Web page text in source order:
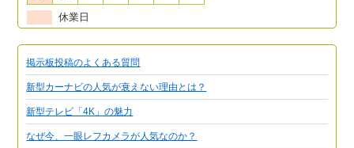
休業日
掲示板投稿のよくある質問
新型カーナビの人気が衰えない理由とは？
新型テレビ「4K」の魅力
なぜ今、一眼レフカメラが人気なのか？